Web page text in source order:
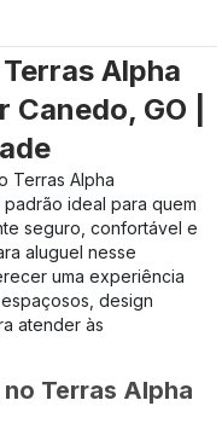
Alpha
GO |
Terras Alpha
ideal para quem
seguro, confortável e
aluguel nesse
uma experiência
design
atender às
Terras Alpha